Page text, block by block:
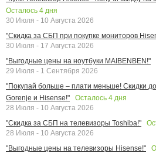
Осталось 4 дня
30 Июля - 10 Августа 2026
"Скидка за СБП при покупке мониторов
30 Июля - 17 Августа 2026
"Выгодные цены на ноутбуки MAIBENBEN!"
29 Июля - 1 Сентября 2026
"Покупай больше – плати меньше! Скидки
Gorenje и Hisense!"
Осталось 4 дня
28 Июля - 10 Августа 2026
"Скидка за СБП на телевизоры Toshiba!"
28 Июля - 10 Августа 2026
"Выгодные цены на телевизоры Hisense!"